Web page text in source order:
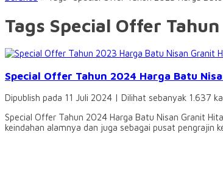
Tags Special Offer
Special Offer Tahun 2024 Harga Batu
Dipublish pada 11 Juli 2024 | Dilihat sebanyak 1.637
Special Offer Tahun 2024 Harga Batu Nisan Granit
keindahan alamnya dan juga sebagai pusat pengrajin